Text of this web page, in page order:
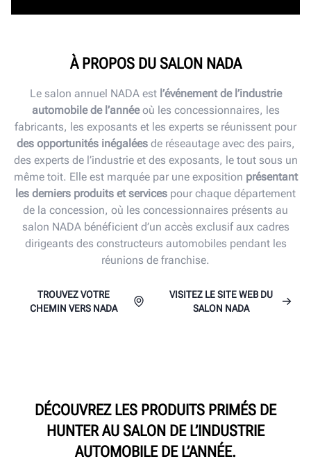
À PROPOS DU SALON NADA
Le salon annuel NADA est l’événement de l’industrie
automobile de l’annéeoù les concessionnaires, les
fabricants, les exposants et les experts se réunissent pour
des opportunités inégaléesde réseautage avec des pairs,
des experts de l’industrie et des exposants, le tout sous un
même toit. Elle est marquée par une exposition présentant
les derniers produits et services pour chaque département
de la concession, où les concessionnaires présents au
salon NADA bénéficient d’un accès exclusif aux cadres
dirigeants des constructeurs automobiles pendant les
réunions de franchise.
TROUVEZ VOTRE
CHEMIN VERS NADA
VISITEZ LE SITE WEB DU
SALON NADA
DÉCOUVREZ LES PRODUITS PRIMÉS DE
HUNTER AU SALON DE L’INDUSTRIE
AUTOMOBILE DE L’ANNÉE.